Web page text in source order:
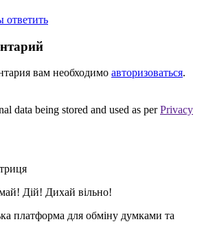
ответить
вам необходимо авторизоваться.
data being stored and used as perPrivacy
Дій! Дихай вільно!
платформа для обміну думками та